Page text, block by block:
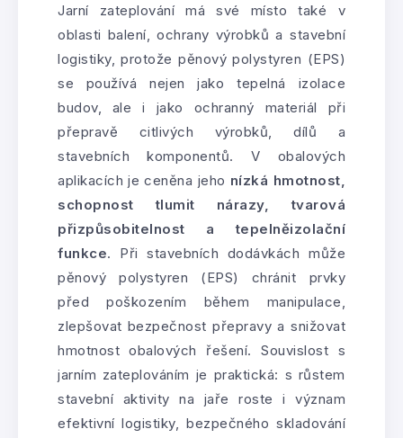
Jarní zateplování má své místo také v
oblasti balení, ochrany výrobků a stavební
logistiky, protože pěnový polystyren (EPS)
se používá nejen jako tepelná izolace
budov, ale i jako ochranný materiál při
přepravě citlivých výrobků, dílů a
stavebních komponentů. V obalových
aplikacích je ceněna jeho nízká hmotnost,
schopnost tlumit nárazy, tvarová
přizpůsobitelnost a tepelněizolační
funkce. Při stavebních dodávkách může
pěnový polystyren (EPS) chránit prvky
před poškozením během manipulace,
zlepšovat bezpečnost přepravy a snižovat
hmotnost obalových řešení. Souvislost s
jarním zateplováním je praktická: s růstem
stavební aktivity na jaře roste i význam
efektivní logistiky, bezpečného skladování